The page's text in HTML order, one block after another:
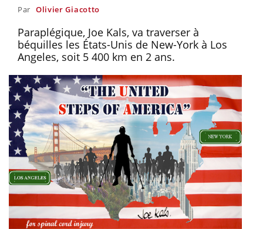
Par Olivier Giacotto
Paraplégique, Joe Kals, va traverser à
béquilles les États-Unis de New-York à Los
Angeles, soit 5 400 km en 2 ans.